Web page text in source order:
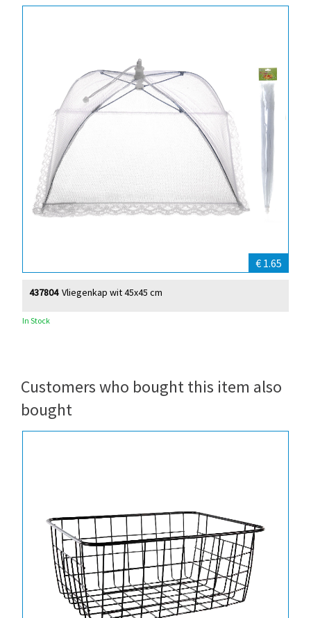
€ 1.65
Vliegenkap wit 45x45 cm
437804
In Stock
Customers who bought this item also
bought